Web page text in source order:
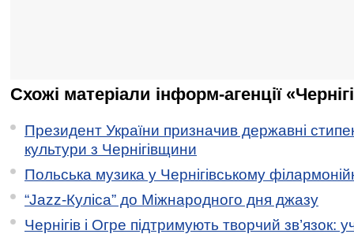
Схожі матеріали інформ-агенції
Президент України призначив державні
культури з Чернігівщини
Польська музика у Чернігівському
“Jazz-Куліса” до Міжнародного дня джазу
Чернігів і Огре підтримують творчий зв’язок: